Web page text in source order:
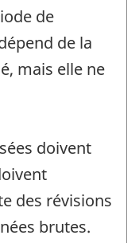
de
de la
mais elle ne
doivent
des révisions
brutes.